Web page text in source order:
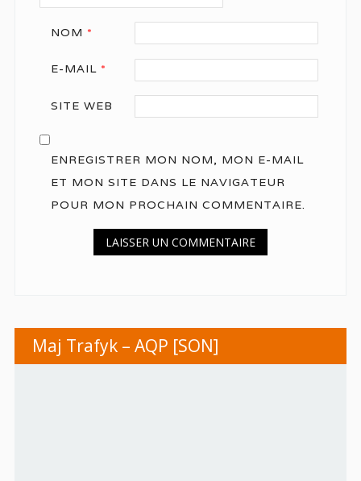
NOM *
E-MAIL *
SITE WEB
ENREGISTRER MON NOM, MON E-MAIL
ET MON SITE DANS LE NAVIGATEUR
POUR MON PROCHAIN COMMENTAIRE.
Maj Trafyk – AQP [SON]